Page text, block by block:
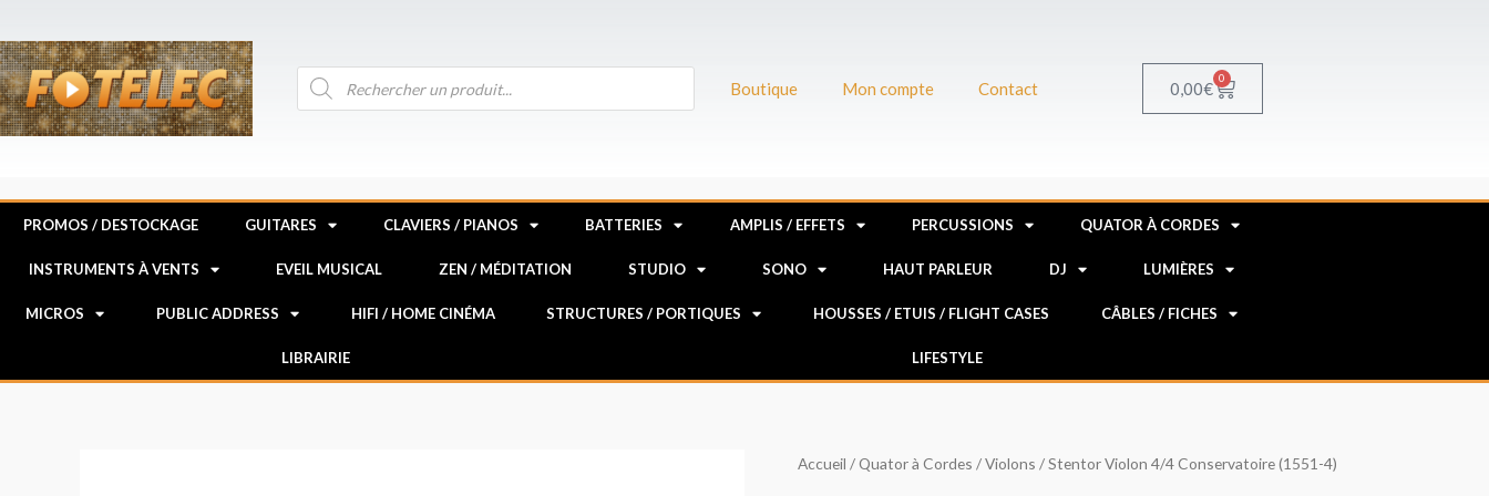
au
contenu
Recherche
de
produits
Boutique Mon compte Contact 0,00€
0
Panier
PROMOS / DESTOCKAGE GUITARES CLAVIERS / PIANOS BATTERIES AMPLIS / EFFETS PERCUSSIONS QUATOR À CORDES
INSTRUMENTS À VENTS EVEIL MUSICAL ZEN / MÉDITATION STUDIO SONO HAUT PARLEUR DJ LUMIÈRES
MICROS PUBLIC ADDRESS HIFI / HOME CINÉMA STRUCTURES / PORTIQUES HOUSSES / ETUIS / FLIGHT CASES CÂBLES / FICHES
LIBRAIRIE LIFESTYLE
Accueil /Quator à Cordes /Violons / Stentor Violon 4/4 Conservatoire (1551-4)
quantité